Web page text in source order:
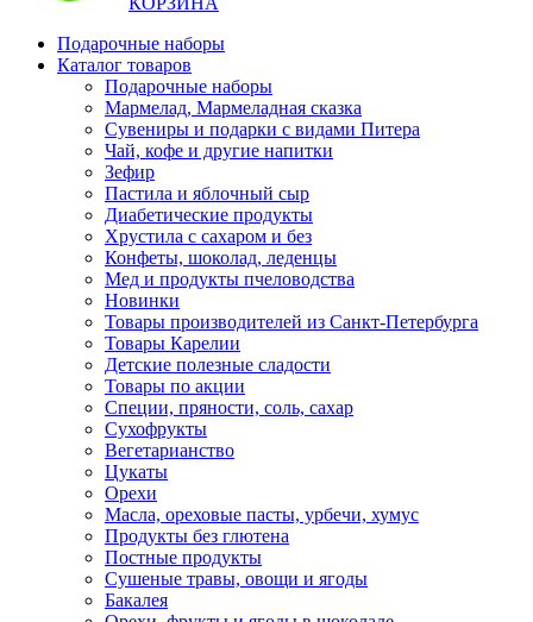
Подарочные наборы
Каталог товаров
Подарочные наборы
Мармелад, Мармеладная сказка
Сувениры и подарки с видами Питера
Чай, кофе и другие напитки
Зефир
Пастила и яблочный сыр
Диабетические продукты
Хрустила с сахаром и без
Конфеты, шоколад, леденцы
Мед и продукты пчеловодства
Новинки
Товары производителей из Санкт-Петербурга
Товары Карелии
Детские полезные сладости
Товары по акции
Специи, пряности, соль, сахар
Сухофрукты
Вегетарианство
Цукаты
Орехи
Масла, ореховые пасты, урбечи, хумус
Продукты без глютена
Постные продукты
Сушеные травы, овощи и ягоды
Бакалея